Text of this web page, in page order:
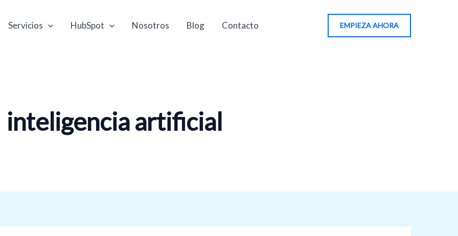
Servicios HubSpot Nosotros Blog Contacto EMPIEZA AHORA
inteligencia artificial